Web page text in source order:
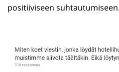
positiiviseen suhtautumiseen.